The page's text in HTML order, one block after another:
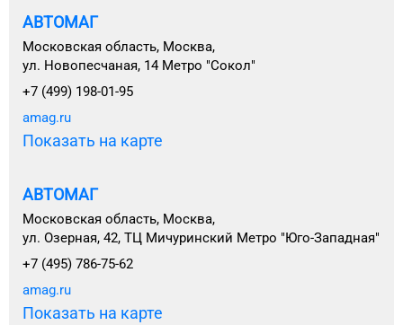
АВТОМАГ
Московская область, Москва,
ул. Новопесчаная, 14 Метро "Сокол"
+7 (499) 198-01-95
amag.ru
Показать на карте
АВТОМАГ
Московская область, Москва,
ул. Озерная, 42, ТЦ Мичуринский Метро "Юго-Западная"
+7 (495) 786-75-62
amag.ru
Показать на карте